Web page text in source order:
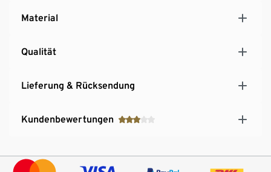
Material
Qualität
Lieferung & Rücksendung
Kundenbewertungen